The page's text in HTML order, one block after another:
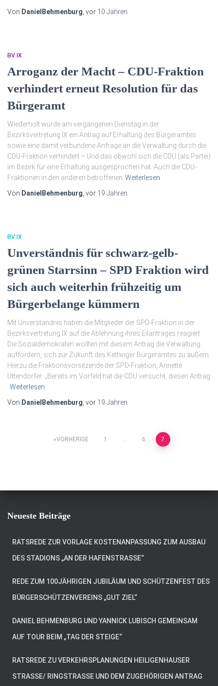
Von DanielBehmenburg , vor 10 Jahren
BV IX
Arroganz der Macht – CDU-Fraktion
verhindert erneut Resolution für das
Bürgeramt
Wiederholt wurde am vergangenen Dienstag in der
Bezirksvertretung IX ein Antrag auf Erhaltung des Bürgeramtes
sowie eine damit verbundene Anfrage an die Verwaltung durch die
CDU-Fraktion verhindert – Und das obwohl sich die CDU (als Partei)
im Bezirk für eine Erhaltung ausgesprochen hat. Auch die CDU-
Fraktionen in den anderen betroffenen Weiterlesen
Von DanielBehmenburg , vor 19 Jahren
BV IX
Unverständnis für schwarz-gelb-
grünen Starrsinn – SPD Fraktion wird
sich auch weiterhin frühzeitig um
Bürgerbelange kümmern
Mit Unverständnis haben die Mitglieder der SPD-Fraktion in der
Bezirksvertretung IX auf die Ablehnung ihres Eilantrages reagiert.
Die Sozialdemokraten wollten mit diesem Antrag die Verwaltung
auffordern, sich zur Zukunft des Kettwiger Bürgeramtes zu äußern.
Hierzu die Fraktionsvorsitzende der SPD-Fraktion, Annette
Uttendorfer: „Bereits im Vorfeld hat die CDU versucht, diesen Antrag
Weiterlesen
Von DanielBehmenburg , vor 19 Jahren
Seitennummerierung
Beiträge
VORHERIGE 1 … 6 7
Neueste Beiträge
RATSREDE ZUR VORLAGE KOSTENANPASSUNG ZUM AUSBAU
DES STADIONS „AN DER HAFENSTRASSE“
REDE ZUM 100JÄHRIGEN JUBILÄUM UND SCHÜTZENFEST DES
BÜRGERSCHÜTZENVEREINS „GUT ZIEL“
DANIEL BEHMENBURG UND YANNICK LUBISCH GEMEINSAM
AUF TOUR BEIM „TAG DER STEIGE“
RATSREDE ZU VERKEHRSPLANUNGEN HEILIGENHAUSER
STRASSE/ RINGSTRASSE UND DEM ZUGEHÖRIGEN ANTRAG VO